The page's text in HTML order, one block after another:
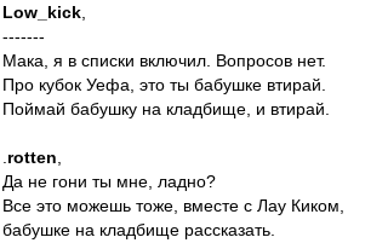
Low_kick
-------
Мака, я в списки включил. Вопросов нет.
Про кубок Уефа, это ты бабушке втирай.
Поймай бабушку на кладбище, и втирай.
rotten
Да не гони ты мне, ладно?
Все это можешь тоже, вместе с Лау Киком,
бабушке на кладбище рассказать.